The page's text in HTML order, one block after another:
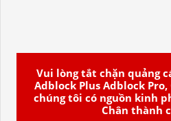
Vui lòng tắt chặn quảng
Adblock Plus Adblock
chúng tôi có nguồn kinh
Chân thành